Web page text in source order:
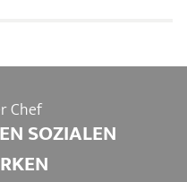
Chef
SOZIALEN